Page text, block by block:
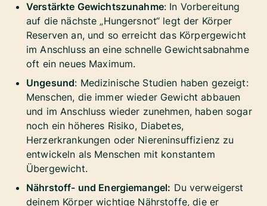
Verstärkte Gewichtszunahme: In Vorbereitung
auf die nächste „Hungersnot“ legt der Körper
Reserven an, und so erreicht das Körpergewicht
im Anschluss an eine schnelle Gewichtsabnahme
oft ein neues Maximum.
Ungesund: Medizinische Studien haben gezeigt:
Menschen, die immer wieder Gewicht abbauen
und im Anschluss wieder zunehmen, haben sogar
noch ein höheres Risiko, Diabetes,
Herzerkrankungen oder Niereninsuffizienz zu
entwickeln als Menschen mit konstantem
Übergewicht.
Nährstoff- und Energiemangel: Du verweigerst
deinem Körper wichtige Nährstoffe, die er